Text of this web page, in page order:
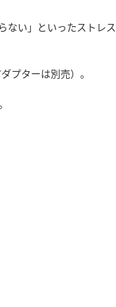
ない」といったストレス
プターは別売）。